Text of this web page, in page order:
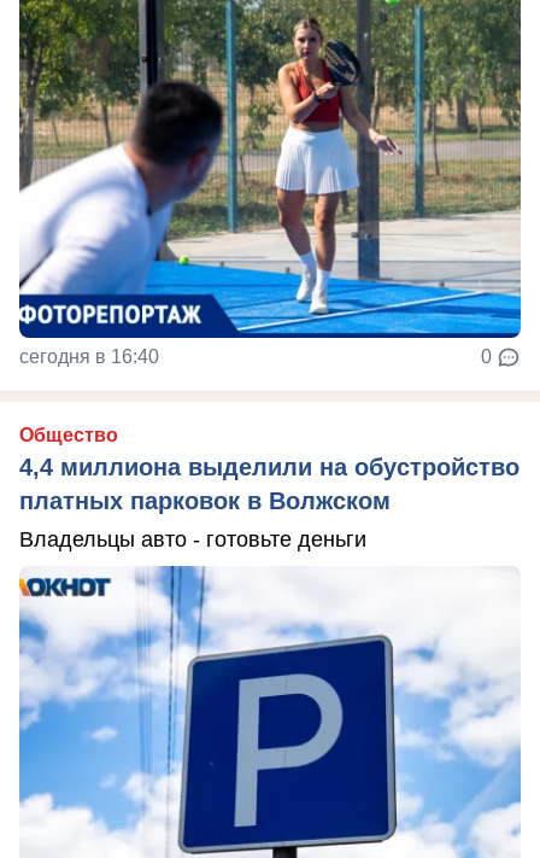
сегодня в 16:40 0
Общество
4,4 миллиона выделили на обустройство
платных парковок в Волжском
Владельцы авто - готовьте деньги